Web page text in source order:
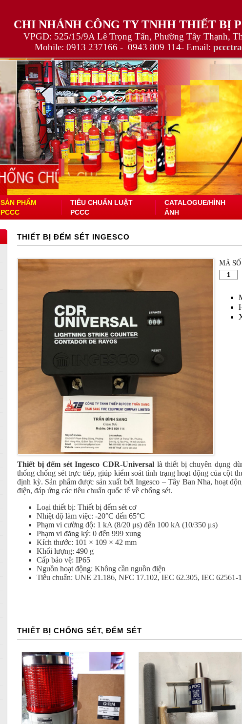
CHI NHÁNH CÔNG TY TNHH THIẾT BỊ
VPGD: 525/15/9A Lê Trọng Tấn, Phường Tây Thạnh,
Mobile: 0913 237166 - 0943 809 114- Email:
SẢN PHẨM
PCCC
TIÊU CHUẨN LUẬT
PCCC
CATALOGUE/HÌNH
ẢNH
THIẾT BỊ ĐẾM SÉT INGESCO
MÃ SỐ
Thiết bị đếm sét Ingesco CDR-Universal là thiết bị chuyên dụng
thống chống sét trực tiếp, giúp kiểm soát tình trạng hoạt động của cột
định kỳ. Sản phẩm được sản xuất bởi Ingesco – Tây Ban Nha, hoạt
điện, đáp ứng các tiêu chuẩn quốc tế về chống sét.
Loại thiết bị: Thiết bị đếm sét cơ
Nhiệt độ làm việc: -20°C đến 65°C
Phạm vi cường độ: 1 kA (8/20 μs) đến 100 kA (10/350 μs)
Phạm vi đăng ký: 0 đến 999 xung
Kích thước: 101 × 109 × 42 mm
Khối lượng: 490 g
Cấp bảo vệ: IP65
Nguồn hoạt động: Không cần nguồn điện
Tiêu chuẩn: UNE 21.186, NFC 17.102, IEC 62.305, IEC 62561-
THIẾT BỊ CHỐNG SÉT, ĐẾM SÉT